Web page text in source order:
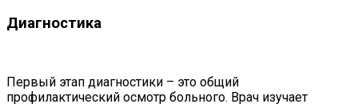
Диагностика
Первый этап диагностики – это общий
профилактический осмотр больного. Врач изучает